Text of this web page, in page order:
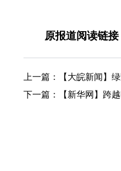
原报道阅读链
上一篇：
【大皖新闻】
下一篇：
【新华网】跨